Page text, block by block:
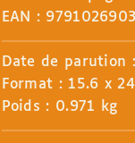
EAN :
Date de parution
Format : 15.6 x
Poids : 0.971 kg